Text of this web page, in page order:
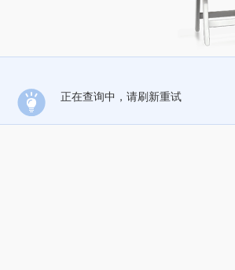
正在查询中，请刷新重试